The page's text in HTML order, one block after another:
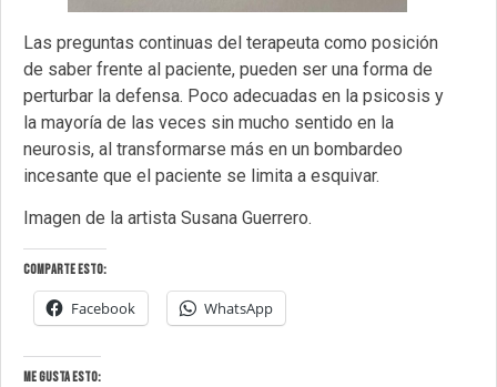
Las preguntas continuas del terapeuta como posición
de saber frente al paciente, pueden ser una forma de
perturbar la defensa. Poco adecuadas en la psicosis y
la mayoría de las veces sin mucho sentido en la
neurosis, al transformarse más en un bombardeo
incesante que el paciente se limita a esquivar.
Imagen de la artista Susana Guerrero.
Comparte esto:
Facebook WhatsApp
Me gusta esto: